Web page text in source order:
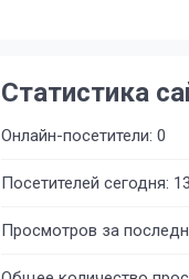
Статистика
Онлайн-посетители: 0
Посетителей сегодня: 13
Просмотров за